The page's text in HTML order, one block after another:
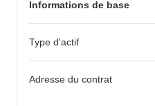
Informations de base
Type d'actif
Adresse du contrat